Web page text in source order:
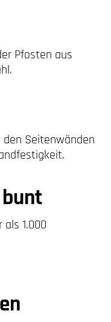
Pfosten aus
den Seitenwänden
1.000